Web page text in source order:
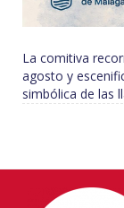
La comitiva
agosto y
simbólica de las